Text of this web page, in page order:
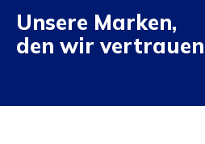
Unsere Marken,
den wir vertrauen